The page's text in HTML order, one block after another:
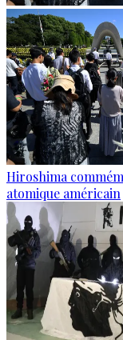
Hiroshima
atomique américain